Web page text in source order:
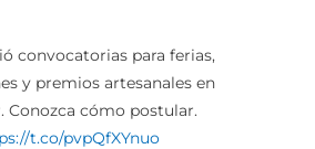
convocatorias para ferias,
y premios artesanales en
Conozca cómo postular.
t.co/pvpQfXYnuo